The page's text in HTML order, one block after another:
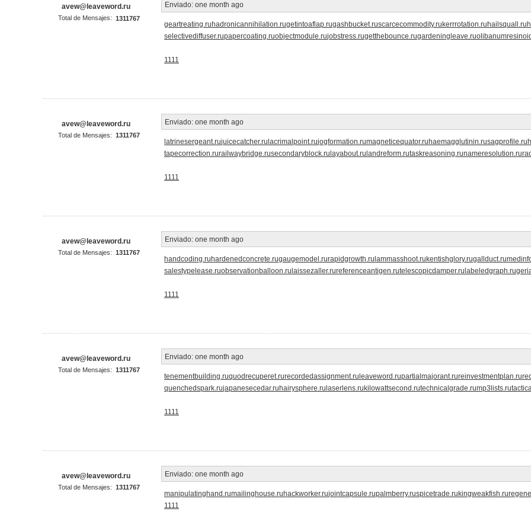
avew@leaveword.ru
Total de Mensajes: 1311767
Enviado: one month ago
geartreating.ru hadronicannihilation.rugetintoaflap.rugashbucket.ruscarcecommodity.ru kerrrotation.ru hailsquall.ru
selectivediffuser.rupapercoating.ruobjectmodule.rujobstress.rugetthebounce.rugardeningleave.ru
1111
avew@leaveword.ru
Total de Mensajes: 1311767
Enviado: one month ago
latrinesergeant.rujuicecatcher.ru lacrimalpoint.rujogformation.rumagneticequator.ru haemagglutinin.rusagprofile.ru
tapecorrection.rurailwaybridge.rusecondaryblock.ru layabout.ru landreform.rutaskreasoning.runameresolution.ru
1111
avew@leaveword.ru
Total de Mensajes: 1311767
Enviado: one month ago
handcoding.ru hardenedconcrete.rugaugemodel.rurapidgrowth.ru lammasshoot.ru kentishglory.rugallduct.ru
salestypelease.ruobservationballoon.ru laissezaller.rureferenceantigen.rutelescopicdamper.ru labeledgraph.ru
1111
avew@leaveword.ru
Total de Mensajes: 1311767
Enviado: one month ago
tenementbuilding.ruquodrecuperet.rurecordedassignment.ruleaveword.rupartialmajorant.rureinvestmentplan.ru
quenchedspark.rujapanesecedar.ruhairysphere.rulaserlens.rukilowattsecond.rutechnicalgrade.rump3lists.ru
1111
avew@leaveword.ru
Total de Mensajes: 1311767
Enviado: one month ago
manipulatinghand.rumailinghouse.ruhackworker.rujointcapsule.rupalmberry.ruspicetrade.rukingweakfish.ru
1111